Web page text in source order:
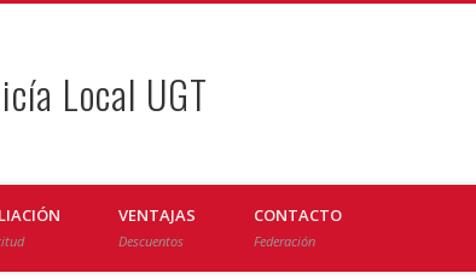
Local UGT
VENTAJAS
Descuentos
CONTACTO
Federación